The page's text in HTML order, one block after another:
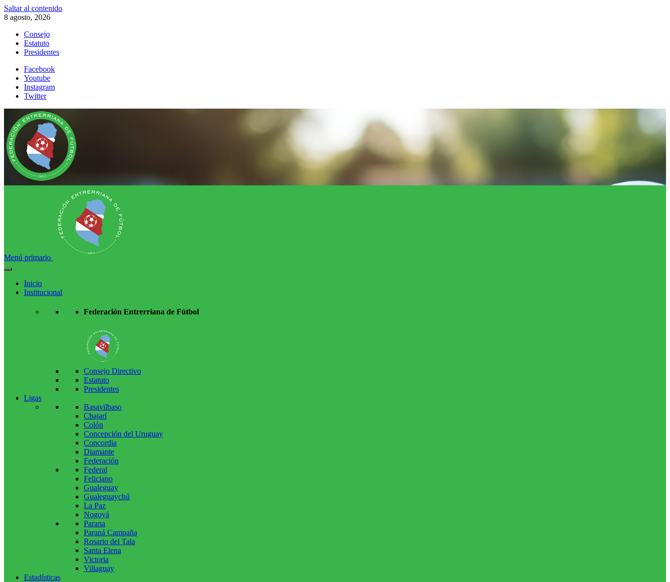
Saltar al contenido
8 agosto, 2026
Consejo
Estatuto
Presidentes
Facebook
Youtube
Instagram
Twitter
Menú primario
Inicio
Institucional
Federación Entrerriana de Fútbol
Consejo Directivo
Estatuto
Presidentes
Ligas
Basavilbaso
Chajarí
Colón
Concepción del Uruguay
Concordia
Diamante
Federación
Federal
Feliciano
Gualeguay
Gualeguaychú
La Paz
Nogoyá
Parana
Paraná Campaña
Rosario del Tala
Santa Elena
Victoria
Villaguay
Estadísticas